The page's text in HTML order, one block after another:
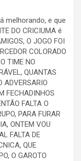
melhorando, e que
DO CRICIUMA é
O JOGO FOI
COLORADO
TIME NO
QUANTAS
ADVERSARIO
FECHADINHOS
FALTA O
PARA FURAR
ONTEM VOU
FALTA DE
QUE
O GAROTO